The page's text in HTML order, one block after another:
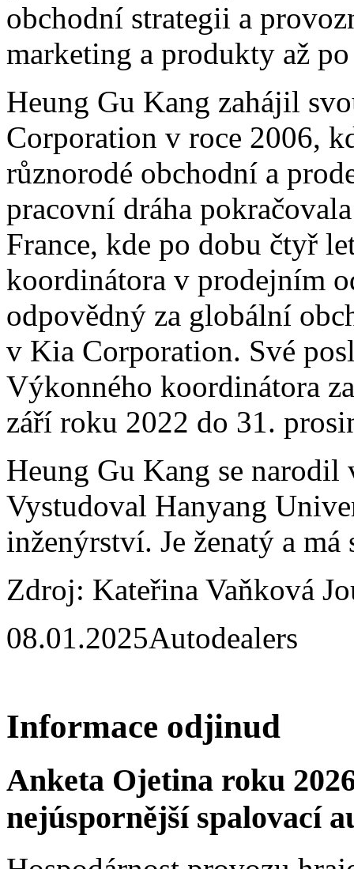
obchodní strategii a
marketing a produkty až
Heung Gu Kang zahájil
Corporation v roce 2006,
různorodé obchodní a
pracovní dráha
France, kde po dobu čtyř
koordinátora v prodejním
odpovědný za globální
v Kia Corporation. Své
Výkonného koordinátora
září roku 2022 do 31.
Heung Gu Kang se
Vystudoval Hanyang
inženýrství. Je ženatý a má
Zdroj: Kateřina Vaňková
08.01.2025Autodealers
Informace odjinud
Anketa Ojetina roku
nejúspornější spalovací